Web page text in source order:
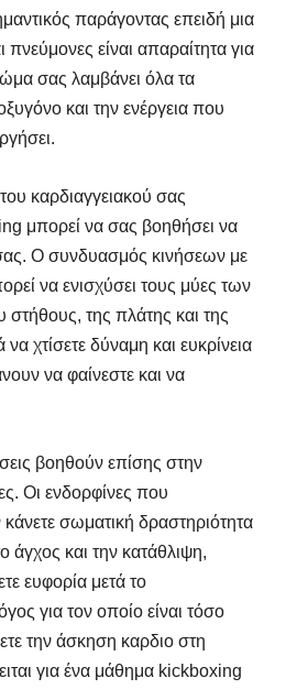
παράγοντας επειδή μια
πνεύμονες είναι απαραίτητα για
σας λαμβάνει όλα τα
και την ενέργεια που
καρδιαγγειακού σας
μπορεί να σας βοηθήσει να
Ο συνδυασμός κινήσεων με
να ενισχύσει τους μύες των
της πλάτης και της
χτίσετε δύναμη και ευκρίνεια
να φαίνεστε και να
βοηθούν επίσης στην
Οι ενδορφίνες που
σωματική δραστηριότητα
και την κατάθλιψη,
ευφορία μετά το
για τον οποίο είναι τόσο
την άσκηση καρδιο στη
για ένα μάθημα kickboxing